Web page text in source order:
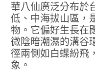
華八仙廣泛分布於
低、中海拔山區，
物。它偏好生長在
微陰暗潮濕的溝谷
徑兩側如白蝶紛飛
象。